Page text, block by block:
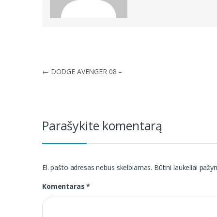
Navigacija
← DODGE AVENGER 08 –
Parašykite komentarą
El. pašto adresas nebus skelbiamas. Būtini laukeliai
Komentaras*